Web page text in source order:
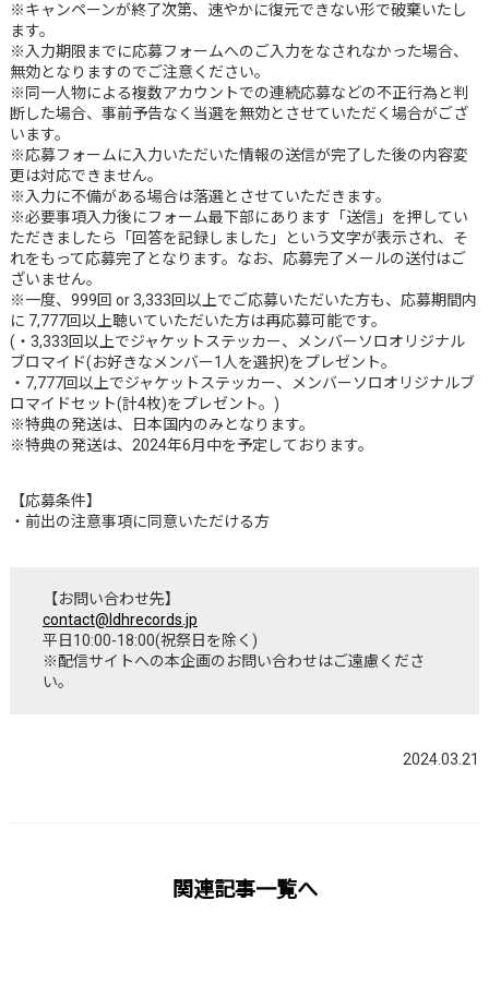
※キャンペーンが終了次第、速やかに復元できない形で破棄いたし
ます。
※入力期限までに応募フォームへのご入力をなされなかった場合、
無効となりますのでご注意ください。
※同一人物による複数アカウントでの連続応募などの不正行為と判
断した場合、事前予告なく当選を無効とさせていただく場合がござ
います。
※応募フォームに入力いただいた情報の送信が完了した後の内容変
更は対応できません。
※入力に不備がある場合は落選とさせていただきます。
※必要事項入力後にフォーム最下部にあります「送信」を押してい
ただきましたら「回答を記録しました」という文字が表示され、そ
れをもって応募完了となります。なお、応募完了メールの送付はご
ざいません。
※一度、999回 or 3,333回以上でご応募いただいた方も、応募期間内
に 7,777回以上聴いていただいた方は再応募可能です。
(・3,333回以上でジャケットステッカー、メンバーソロオリジナル
ブロマイド(お好きなメンバー1人を選択)をプレゼント。
・7,777回以上でジャケットステッカー、メンバーソロオリジナルブ
ロマイドセット(計4枚)をプレゼント。)
※特典の発送は、日本国内のみとなります。
※特典の発送は、2024年6月中を予定しております。
【応募条件】
・前出の注意事項に同意いただける方
【お問い合わせ先】
contact@ldhrecords.jp
平日10:00-18:00(祝祭日を除く)
※配信サイトへの本企画のお問い合わせはご遠慮くださ
い。
2024.03.21
関連記事一覧へ